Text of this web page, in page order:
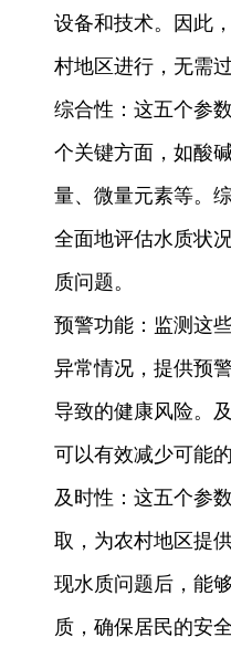
设备和技术。因此
村地区进行，无需
综合性：这五个参
个关键方面，如酸
量、微量元素等。
全面地评估水质状
质问题。
预警功能：监测这
异常情况，提供预
导致的健康风险。
可以有效减少可能的
及时性：这五个参
取，为农村地区提
现水质问题后，能
质，确保居民的安全